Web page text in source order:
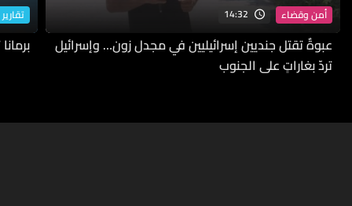
أمن وقضاء 14:32
عبوةٌ تقتل جنديين إسرائيليين في مجدل زون… وإسرائيل
تردّ بغاراتٍ على الجنوب